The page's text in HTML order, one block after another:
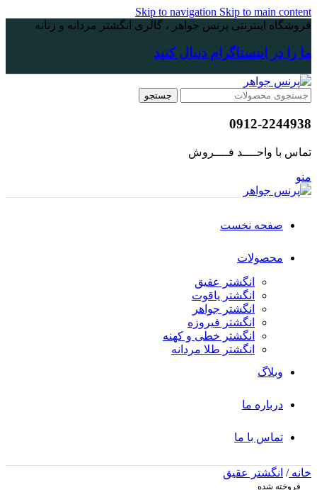
Skip to navigation Skip to main content
فروشگاه اینترنتی پرنس جواهر ، گالری انگشتر مردانه و زنانه
ما را در اینستاگرام دنبال کنید
جستجو
0912-2244938
تماس با واحــــد فــــروش
منو
صفحه نخست
محصولات
انگشتر عقیق
انگشتر یاقوت
انگشتر جواهر
انگشتر فیروزه
انگشتر خطی و کهنه
انگشتر طلا مردانه
وبلاگ
درباره ما
تماس با ما
خانه/ انگشتر عقیق
فروخته شده